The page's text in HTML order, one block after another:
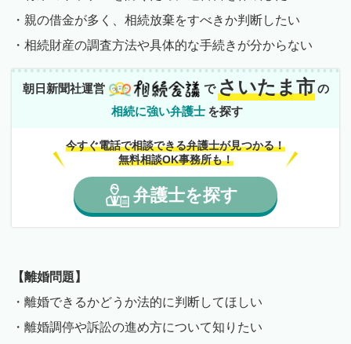
・親の借金が多く、相続放棄をすべきか判断したい
・相続財産の調査方法や具体的な手続きが分からない
朝日新聞社運営 で さいたま市 の
相続に強い弁護士 を探す
今すぐ電話で相談できる弁護士が見つかる！
無料相談OK事務所も！
弁護士を探す
【離婚問題】
・離婚できるかどうか法的に判断してほしい
・離婚調停や訴訟の進め方について知りたい